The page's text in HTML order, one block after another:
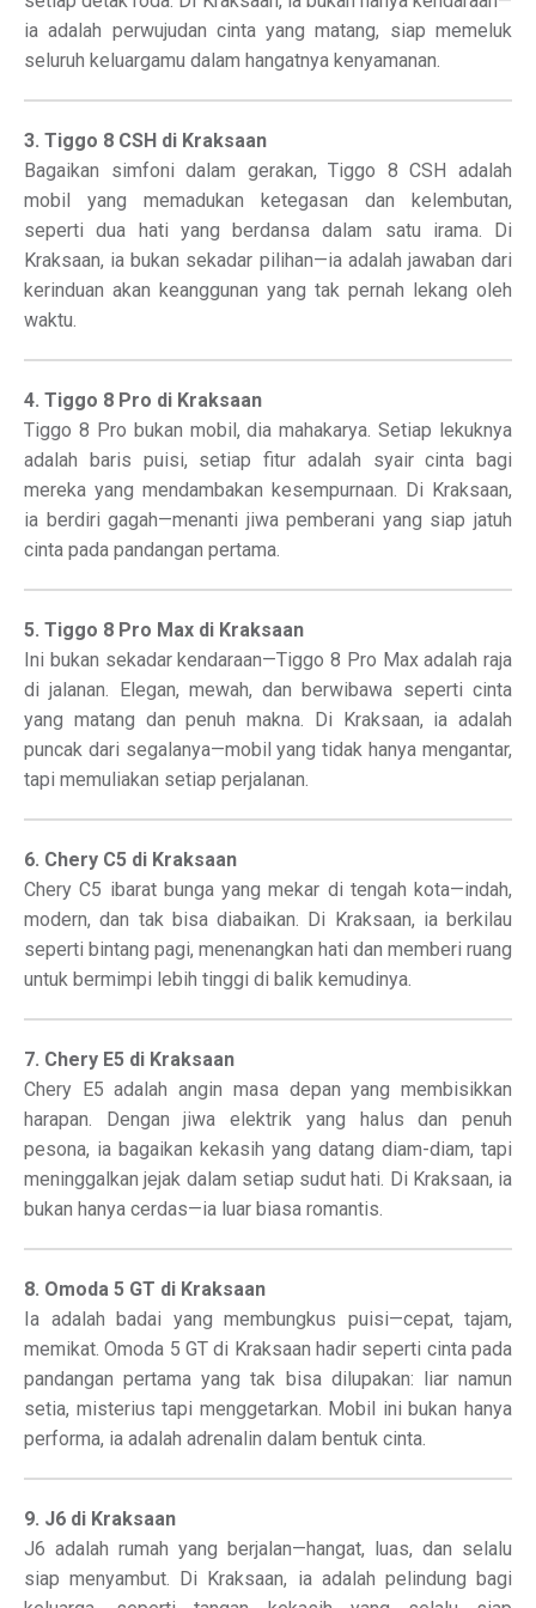
ia adalah perwujudan cinta yang matang, siap memeluk
seluruh keluargamu dalam hangatnya kenyamanan.
3. Tiggo 8 CSH di Kraksaan
Bagaikan simfoni dalam gerakan, Tiggo 8 CSH adalah
mobil yang memadukan ketegasan dan kelembutan,
seperti dua hati yang berdansa dalam satu irama. Di
Kraksaan, ia bukan sekadar pilihan—ia adalah jawaban dari
kerinduan akan keanggunan yang tak pernah lekang oleh
waktu.
4. Tiggo 8 Pro di Kraksaan
Tiggo 8 Pro bukan mobil, dia mahakarya. Setiap lekuknya
adalah baris puisi, setiap fitur adalah syair cinta bagi
mereka yang mendambakan kesempurnaan. Di Kraksaan,
ia berdiri gagah—menanti jiwa pemberani yang siap jatuh
cinta pada pandangan pertama.
5. Tiggo 8 Pro Max di Kraksaan
Ini bukan sekadar kendaraan—Tiggo 8 Pro Max adalah raja
di jalanan. Elegan, mewah, dan berwibawa seperti cinta
yang matang dan penuh makna. Di Kraksaan, ia adalah
puncak dari segalanya—mobil yang tidak hanya mengantar,
tapi memuliakan setiap perjalanan.
6. Chery C5 di Kraksaan
Chery C5 ibarat bunga yang mekar di tengah kota—indah,
modern, dan tak bisa diabaikan. Di Kraksaan, ia berkilau
seperti bintang pagi, menenangkan hati dan memberi ruang
untuk bermimpi lebih tinggi di balik kemudinya.
7. Chery E5 di Kraksaan
Chery E5 adalah angin masa depan yang membisikkan
harapan. Dengan jiwa elektrik yang halus dan penuh
pesona, ia bagaikan kekasih yang datang diam-diam, tapi
meninggalkan jejak dalam setiap sudut hati. Di Kraksaan, ia
bukan hanya cerdas—ia luar biasa romantis.
8. Omoda 5 GT di Kraksaan
Ia adalah badai yang membungkus puisi—cepat, tajam,
memikat. Omoda 5 GT di Kraksaan hadir seperti cinta pada
pandangan pertama yang tak bisa dilupakan: liar namun
setia, misterius tapi menggetarkan. Mobil ini bukan hanya
performa, ia adalah adrenalin dalam bentuk cinta.
9. J6 di Kraksaan
J6 adalah rumah yang berjalan—hangat, luas, dan selalu
siap menyambut. Di Kraksaan, ia adalah pelindung bagi